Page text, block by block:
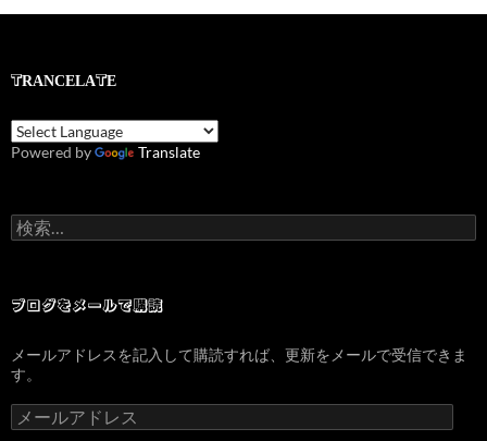
TRANCELATE
Powered by Translate
検
索:
ブログをメールで購読
メールアドレスを記入して購読すれば、更新をメールで受信できま
す。
メ
ー